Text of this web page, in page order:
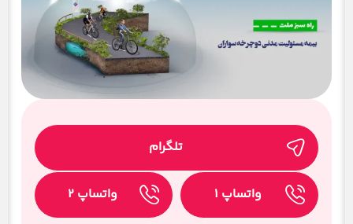
تلگرام
واتساپ ۱ واتساپ ۲